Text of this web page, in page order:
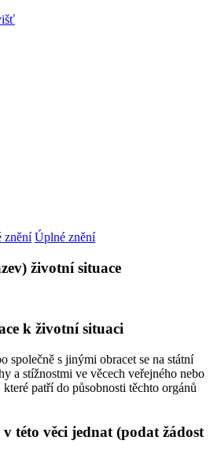
znění Úplné znění
životní situace
k životní situaci
společně s jinými obracet se na státní
a stížnostmi ve věcech veřejného nebo
patří do působnosti těchto orgánů
této věci jednat (podat žádost